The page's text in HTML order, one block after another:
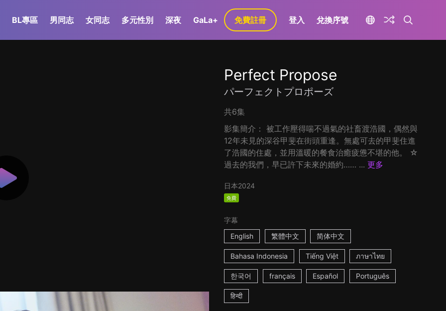
BL專區 男同志 女同志 多元性別 深夜 GaLa+ 免費註冊 登入 兌換序號
Perfect Propose
パーフェクトプロポーズ
共6集
影集簡介： 被工作壓得喘不過氣的社畜渡浩國，偶然與
12年未見的深谷甲斐在街頭重逢。無處可去的甲斐住進
了浩國的住處，並用溫暖的餐食治癒疲憊不堪的他。 ☆
過去的我們，早已許下未來的婚約…… ... 更多
日本2024
免費
字幕
English
繁體中文 简体中文
Bahasa Indonesia Tiếng Việt ภาษาไทย
한국어 français Español Português
हिन्दी